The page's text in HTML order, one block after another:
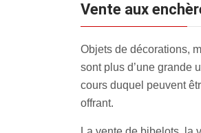
Vente aux
Objets de décorations,
sont plus d’une grande
cours duquel peuvent
offrant.